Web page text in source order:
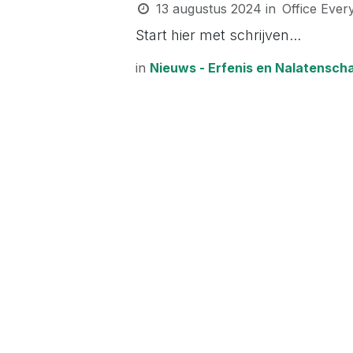
13 augustus 2024 in Office
Start hier met schrijven...
in Nieuws - Erfenis en